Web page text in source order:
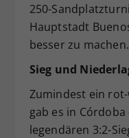
250-
Hauptstadt
besser zu machen.
Sieg und
Zumindest ein
gab es in Córdoba
legendären 3:2-